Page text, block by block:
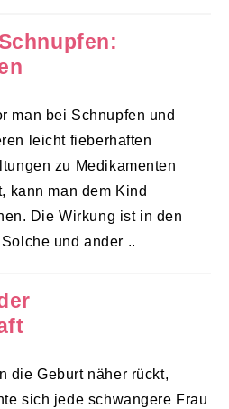
man bei Schnupfen und
leicht fieberhaften
zu Medikamenten
kann man dem Kind
Die Wirkung ist in den
und ander ..
die Geburt näher rückt,
sich jede schwangere Frau